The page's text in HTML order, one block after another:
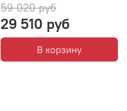
59 020 руб
29 510 руб
В корзину